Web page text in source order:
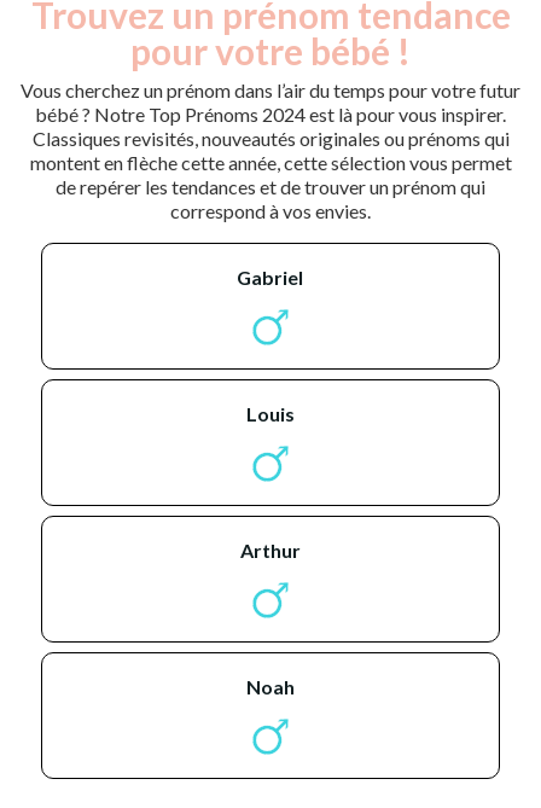
Trouvez un prénom tendance
pour votre bébé !
Vous cherchez un prénom dans l’air du temps pour votre futur
bébé ? Notre Top Prénoms 2024 est là pour vous inspirer.
Classiques revisités, nouveautés originales ou prénoms qui
montent en flèche cette année, cette sélection vous permet
de repérer les tendances et de trouver un prénom qui
correspond à vos envies.
gabriel
louis
arthur
noah